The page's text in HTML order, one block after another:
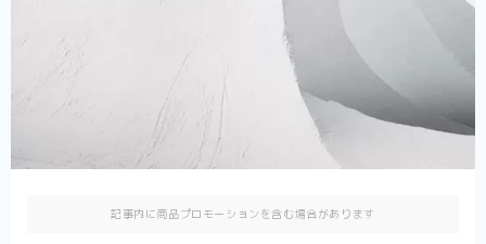
記事内に商品プロモーションを含む場合があります